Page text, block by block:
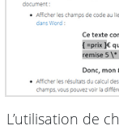
L’utilisation de